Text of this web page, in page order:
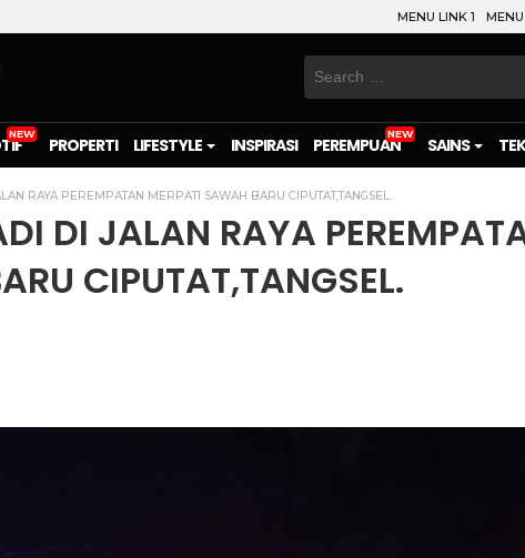
MENU LINK 1
Search
PROPERTI LIFESTYLE INSPIRASI PEREMPUAN SAINS
RAYA PEREMPATAN MERPATI SAWAH BARU CIPUTAT,TANGSEL.
DI JALAN RAYA
CIPUTAT,TANGSEL.